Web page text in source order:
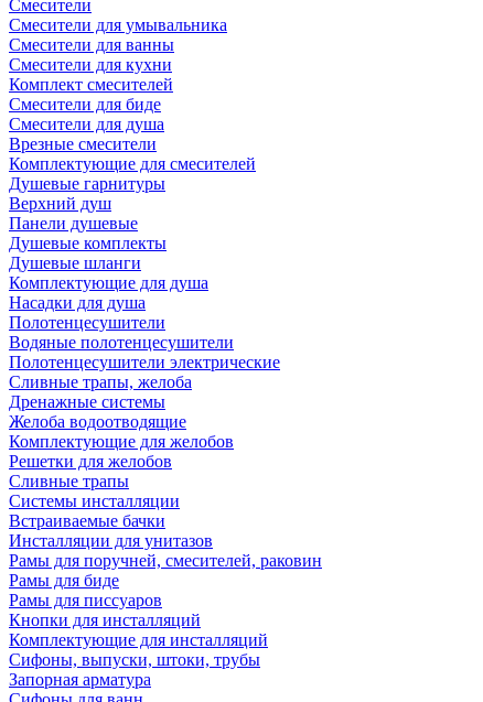
Смесители
Смесители для умывальника
Смесители для ванны
Смесители для кухни
Комплект смесителей
Смесители для биде
Смесители для душа
Врезные смесители
Комплектующие для смесителей
Душевые гарнитуры
Верхний душ
Панели душевые
Душевые комплекты
Душевые шланги
Комплектующие для душа
Насадки для душа
Полотенцесушители
Водяные полотенцесушители
Полотенцесушители электрические
Сливные трапы, желоба
Дренажные системы
Желоба водоотводящие
Комплектующие для желобов
Решетки для желобов
Сливные трапы
Системы инсталляции
Встраиваемые бачки
Инсталляции для унитазов
Рамы для поручней, смесителей, раковин
Рамы для биде
Рамы для писсуаров
Кнопки для инсталляций
Комплектующие для инсталляций
Сифоны, выпуски, штоки, трубы
Запорная арматура